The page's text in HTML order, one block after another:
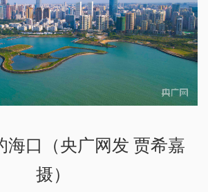
海口（央广网发 贾希嘉
摄）